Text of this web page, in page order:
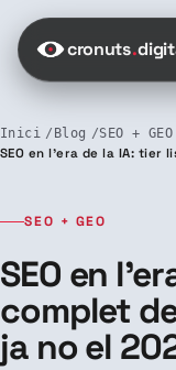
Saltar al contenido
cronuts.
Inici Blog
SEO + GEO
SEO en l’era de la IA: tier
SEO + GEO
SEO en
complet
ja no el